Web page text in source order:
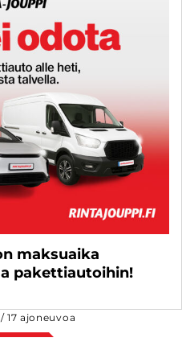
maksuaika
pakettiautoihin!
/17 ajoneuvoa